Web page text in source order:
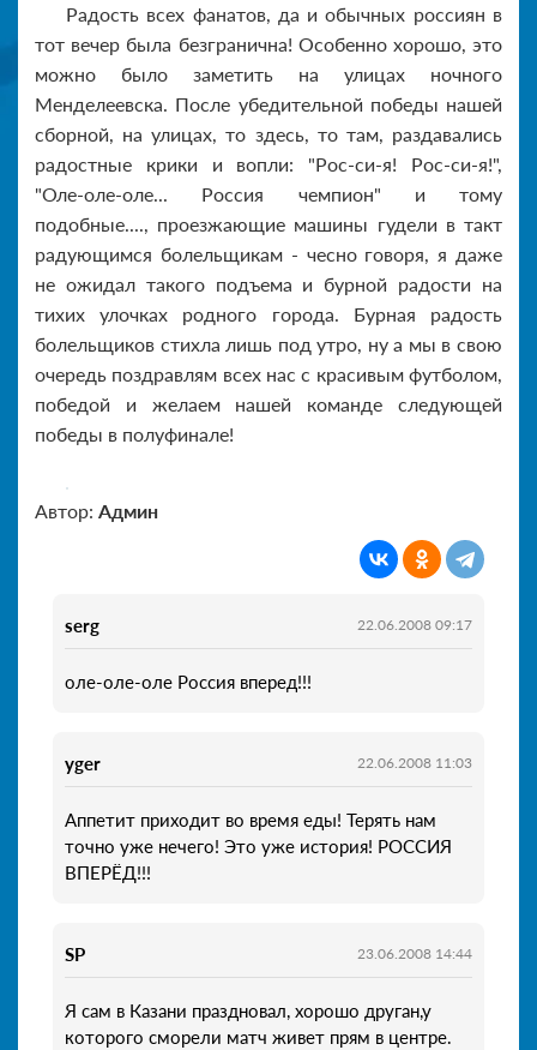
Радость всех фанатов, да и обычных россиян в
тот вечер была безгранична! Особенно хорошо, это
можно было заметить на улицах ночного
Менделеевска. После убедительной победы нашей
сборной, на улицах, то здесь, то там, раздавались
радостные крики и вопли: "Рос-си-я! Рос-си-я!",
"Оле-оле-оле... Россия чемпион" и тому
подобные...., проезжающие машины гудели в такт
радующимся болельщикам - чесно говоря, я даже
не ожидал такого подъема и бурной радости на
тихих улочках родного города. Бурная радость
болельщиков стихла лишь под утро, ну а мы в свою
очередь поздравлям всех нас с красивым футболом,
победой и желаем нашей команде следующей
победы в полуфинале!
Автор: Админ
serg 22.06.2008 09:17
оле-оле-оле Россия вперед!!!
yger 22.06.2008 11:03
Аппетит приходит во время еды! Терять нам
точно уже нечего! Это уже история! РОССИЯ
ВПЕРЁД!!!
SP 23.06.2008 14:44
Я сам в Казани праздновал, хорошо друган,у
которого сморели матч живет прям в центре.